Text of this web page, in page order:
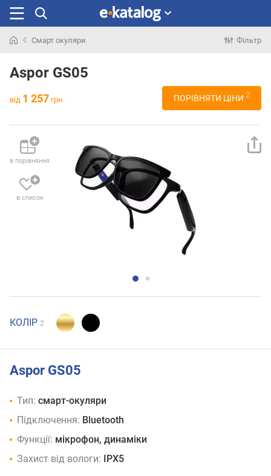
раніше
Смарт окуляри Фільтр
Aspor GS05
від 1 257 грн. ПОРІВНЯТИ ЦІНИ 2
в порівняння
в список
КОЛІР 2
Aspor GS05
Тип: смарт-окуляри
Підключення: Bluetooth
Функції: мікрофон, динаміки
Захист від вологи:
IPX5